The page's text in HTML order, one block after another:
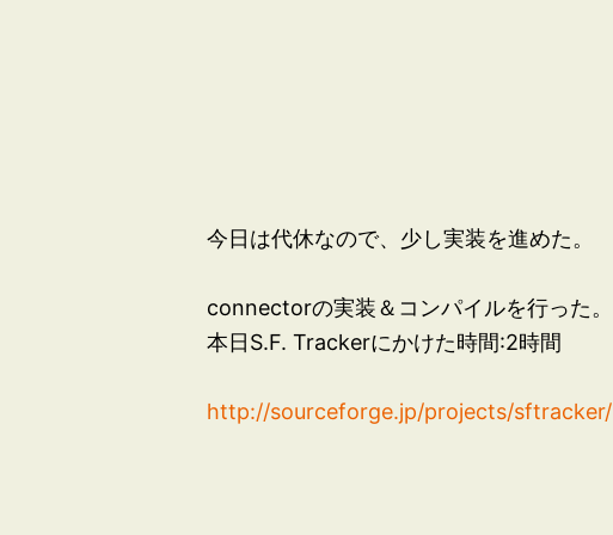
今日は代休なので、少し実装を進めた。
connectorの実装＆コンパイルを行った。
本日S.F. Trackerにかけた時間:2時間
http://sourceforge.jp/projects/sftracker/